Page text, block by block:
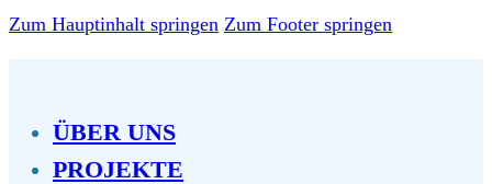
Zum Hauptinhalt springen Zum Footer springen
ÜBER UNS
PROJEKTE